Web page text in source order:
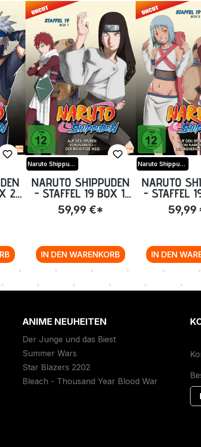
2:
Naruto Shippuden
NARUTO SHIPPUDEN
- STAFFEL 19 BOX 1:
EPISODE 614-623
(UNCUT) [DVD]
59,99 €*
IN DEN WARENKORB
Naruto Shippuden
NARUTO
- STAFFEL
EPISODE
(UNCUT)
59,99
IN DEN
ANIME NEUHEITEN
Der Junge und das Biest
Summer Wars
Star Blazers 2202
Bleach - Thousand Year Blood War